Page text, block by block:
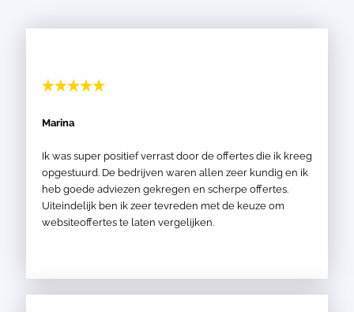
Marina
Ik was super positief verrast door de offertes die ik kreeg
opgestuurd. De bedrijven waren allen zeer kundig en ik
heb goede adviezen gekregen en scherpe offertes.
Uiteindelijk ben ik zeer tevreden met de keuze om
websiteoffertes te laten vergelijken.